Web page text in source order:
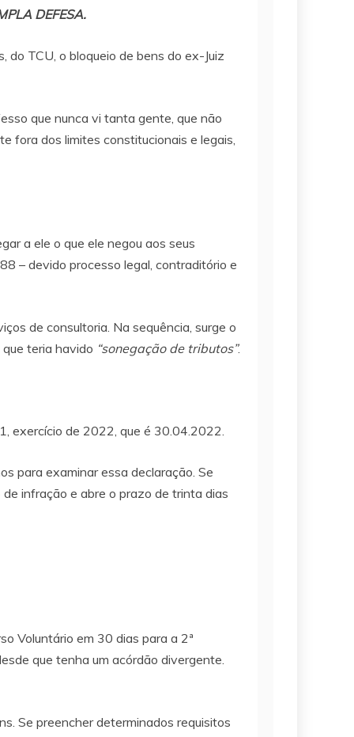
DEFESA.
do TCU, o bloqueio de bens do ex-Juiz
que nunca vi tanta gente, que não
fora dos limites constitucionais e legais,
a ele o que ele negou aos seus
– devido processo legal, contraditório e
de consultoria. Na sequência, surge o
teria havido “sonegação de tributos”.
exercício de 2022, que é 30.04.2022.
para examinar essa declaração. Se
infração e abre o prazo de trinta dias
Voluntário em 30 dias para a 2ª
que tenha um acórdão divergente.
Se preencher determinados requisitos